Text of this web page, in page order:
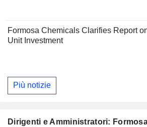
Formosa Chemicals Clarifies Report
Unit Investment
Più notizie
Dirigenti e Amministratori: